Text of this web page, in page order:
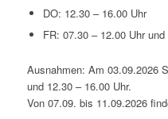
DO: 12.30 – 16.00 Uhr
FR: 07.30 – 12.00 Uhr
Ausnahmen: Am 03.09.2026
und 12.30 – 16.00 Uhr.
Von 07.09. bis 11.09.2026